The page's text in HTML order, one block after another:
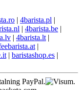
| 4barista.pl |
| 4barista.be |
| 4barista.lt |
|
| baristashop.es |